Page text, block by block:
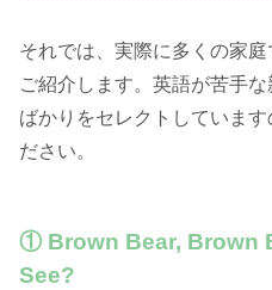
それでは、実際に多くの家
ご紹介します。英語が苦手
ばかりをセレクトしていま
ださい。
① Brown Bear, Brown
See?